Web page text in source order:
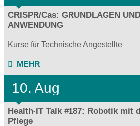
CRISPR/Cas: GRUNDLAGEN
ANWENDUNG
Kurse für Technische Angestellte
MEHR
10. Aug
Health-IT Talk #187: Robotik mit
Pflege